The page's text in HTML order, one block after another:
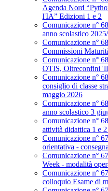
Agenda Nord
l'IA” Edizioni 1 e 2
Comunicazione n°
anno scolastico
Comunicazione n°
Commissioni
Comunicazione n°
OTIS, Oltreconfini
Comunicazione n°
consiglio di classe
maggio 2026
Comunicazione n°
anno scolastico 3
Comunicazione n°
attività didattica 1 e
Comunicazione n°
orientativa -
Comunicazione n°
Week - modalità
Comunicazione n°
colloquio Esame di